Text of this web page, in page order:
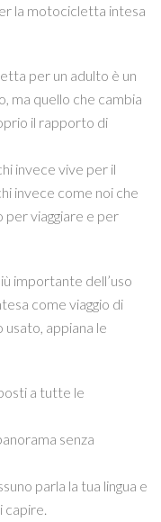
la motocicletta intesa
per un adulto è un
ma quello che cambia
il rapporto di
invece vive per il
invece come noi che
per viaggiare e per
importante dell’uso
come viaggio di
appiana le
a tutte le
senza
parla la tua lingua e
capire.